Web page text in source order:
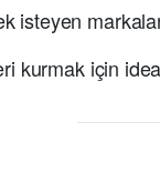
isteyen
kurmak için